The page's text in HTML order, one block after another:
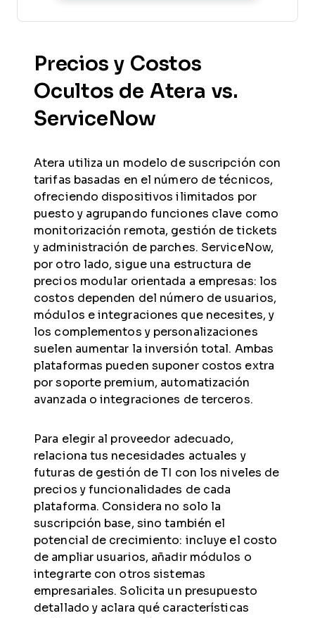
Precios y Costos
Ocultos de Atera vs.
ServiceNow
Atera utiliza un modelo de suscripción con
tarifas basadas en el número de técnicos,
ofreciendo dispositivos ilimitados por
puesto y agrupando funciones clave como
monitorización remota, gestión de tickets
y administración de parches. ServiceNow,
por otro lado, sigue una estructura de
precios modular orientada a empresas: los
costos dependen del número de usuarios,
módulos e integraciones que necesites, y
los complementos y personalizaciones
suelen aumentar la inversión total. Ambas
plataformas pueden suponer costos extra
por soporte premium, automatización
avanzada o integraciones de terceros.
Para elegir al proveedor adecuado,
relaciona tus necesidades actuales y
futuras de gestión de TI con los niveles de
precios y funcionalidades de cada
plataforma. Considera no solo la
suscripción base, sino también el
potencial de crecimiento: incluye el costo
de ampliar usuarios, añadir módulos o
integrarte con otros sistemas
empresariales. Solicita un presupuesto
detallado y aclara qué características